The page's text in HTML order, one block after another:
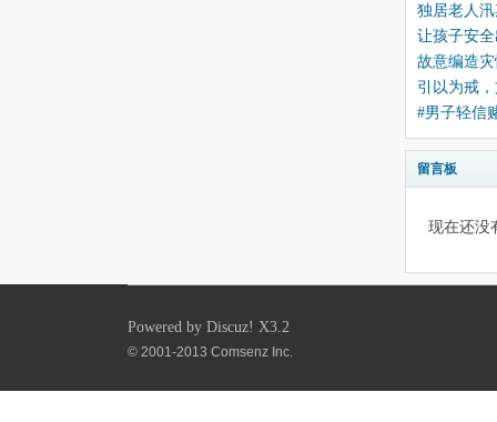
独居老人
让孩子安
故意编造
引以为戒
#男子轻信
留言板
现在还没
Powered by Discuz! X3.2
© 2001-2013 Comsenz Inc.